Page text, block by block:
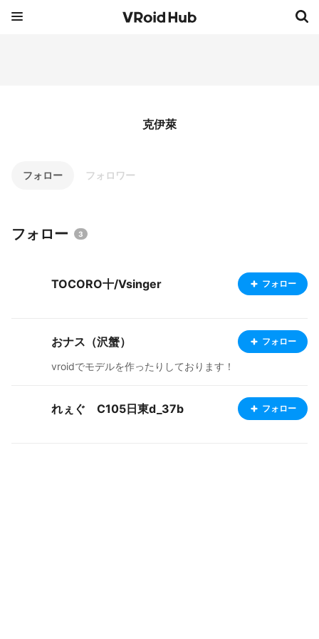
克伊萊
フォロー フォロワー
フォロー 3
TOCORO十/Vsinger フォロー
おナス（沢蟹） フォロー
vroidでモデルを作ったりしております！
れぇぐ C105日東d_37b フォロー